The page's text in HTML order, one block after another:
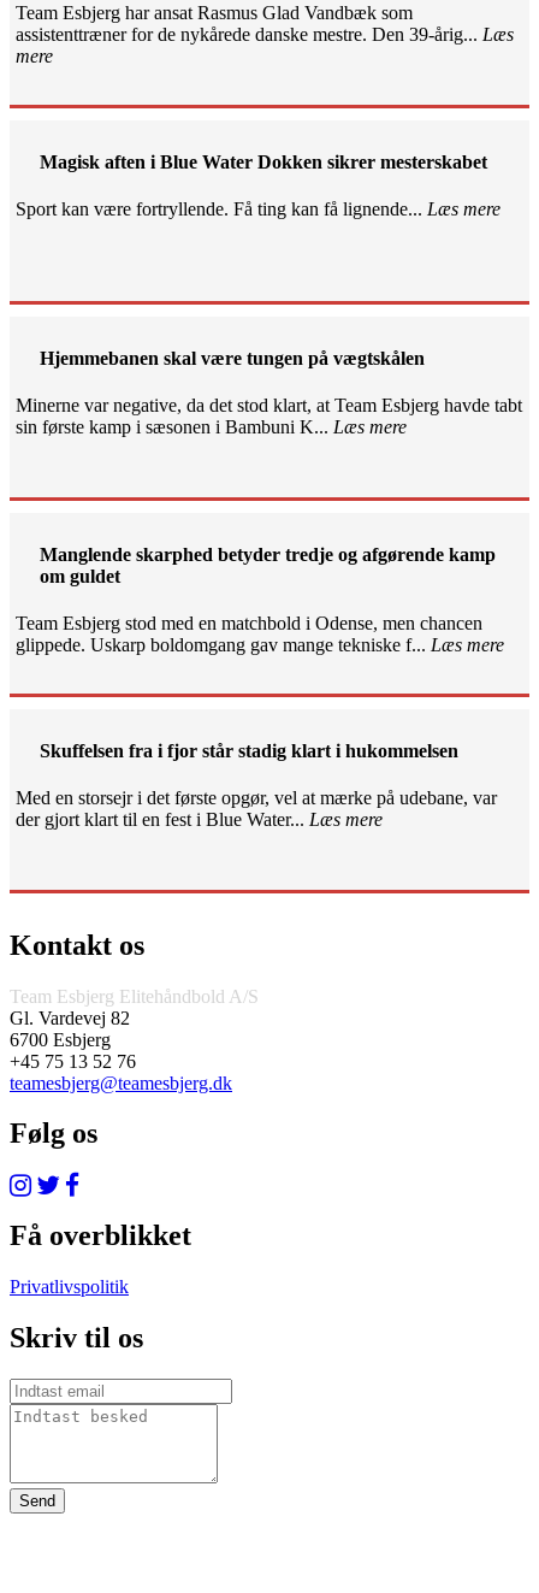
Team Esbjerg har ansat Rasmus Glad Vandbæk som
assistenttræner for de nykårede danske mestre. Den 39-årig... Læs
mere
Magisk aften i Blue Water Dokken sikrer mesterskabet
Sport kan være fortryllende. Få ting kan få lignende... Læs mere
Hjemmebanen skal være tungen på vægtskålen
Minerne var negative, da det stod klart, at Team Esbjerg havde tabt
sin første kamp i sæsonen i Bambuni K... Læs mere
Manglende skarphed betyder tredje og afgørende kamp
om guldet
Team Esbjerg stod med en matchbold i Odense, men chancen
glippede. Uskarp boldomgang gav mange tekniske f... Læs mere
Skuffelsen fra i fjor står stadig klart i hukommelsen
Med en storsejr i det første opgør, vel at mærke på udebane, var
der gjort klart til en fest i Blue Water... Læs mere
Kontakt os
Team Esbjerg Elitehåndbold A/S
Gl. Vardevej 82
6700 Esbjerg
+45 75 13 52 76
teamesbjerg@teamesbjerg.dk
Følg os
Få overblikket
Privatlivspolitik
Skriv til os